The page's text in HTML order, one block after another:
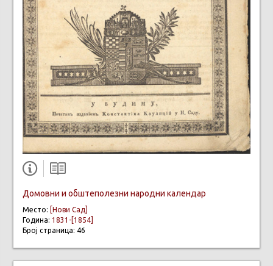
Домовни и обштеполезни народни календар
Место: [Нови Сад]
Година: 1831-[1854]
Број страница: 46